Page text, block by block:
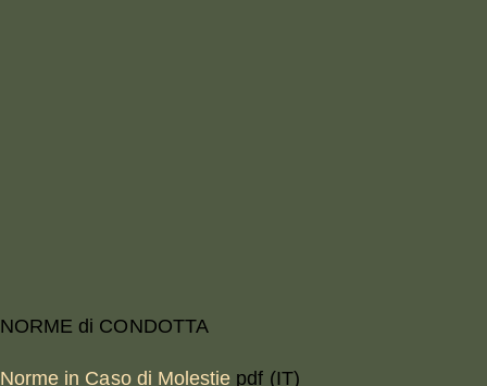
NORME di CONDOTTA
Norme in Caso di Molestie pdf (IT)